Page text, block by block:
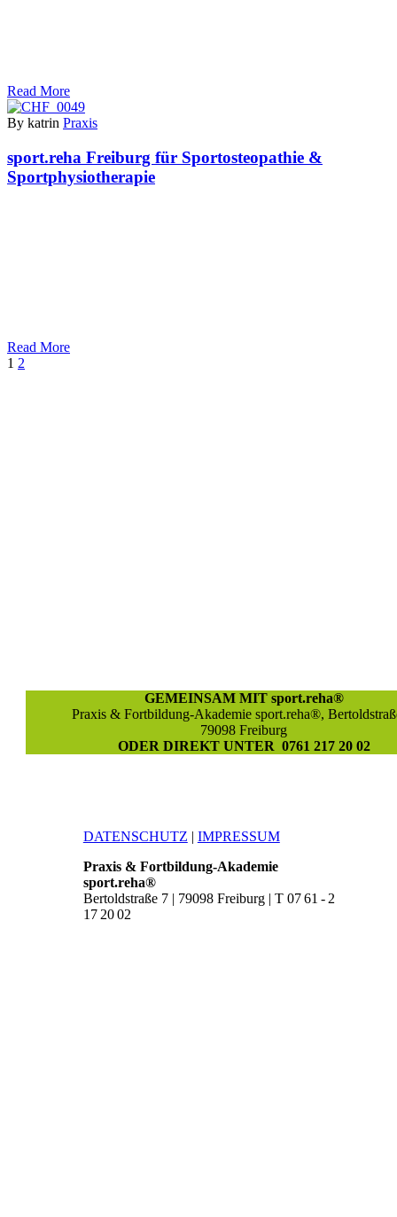
Read More
By katrin Praxis
sport.reha Freiburg für Sportosteopathie &
Sportphysiotherapie
Read More
1 2
GEMEINSAM MIT sport.reha®
Praxis & Fortbildung-Akademie sport.reha®,
79098 Freiburg
ODER DIREKT UNTER 0761 217 20 02
DATENSCHUTZ | IMPRESSUM
Praxis & Fortbildung-Akademie
sport.reha®
Bertoldstraße 7 | 79098 Freiburg | T 07 61 - 2
17 20 02